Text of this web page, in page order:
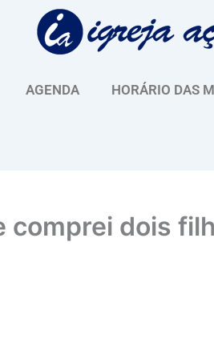
AGENDA HORÁRIO DAS
comprei dois